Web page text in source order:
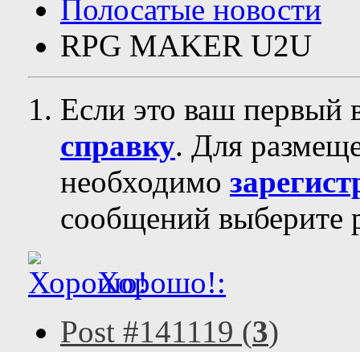
Полосатые новости
RPG MAKER U2U
Если это ваш первый
справку. Для
необходимо
сообщений выберите
Хорошо!:
Post #141119 (3)